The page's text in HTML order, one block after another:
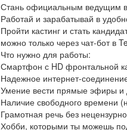
Стань официальным ведущим в
Работай и зарабатывай в
Пройти кастинг и стать
можно только через чат-бот в
Что нужно для работы:
Смартфон с HD фронтальной
Надежное интернет-
Умение вести прямые эфиры и
Наличие свободного времени
Грамотная речь без
Хобби, которыми ты можешь